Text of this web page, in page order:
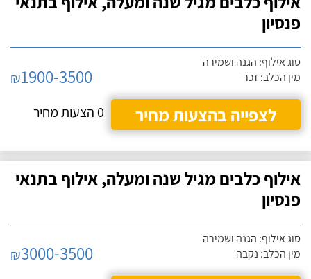
פנסיון
סוג אילוף: הגנה ושמירה
מין הכלב: זכר
₪1900-3500
לצפייה בהצעות מחיר
0 הצעות מחיר
אילוף כלבים מגיל שנה ומעלה, אילוף בתנאי
פנסיון
סוג אילוף: הגנה ושמירה
מין הכלב: נקבה
₪3000-3500